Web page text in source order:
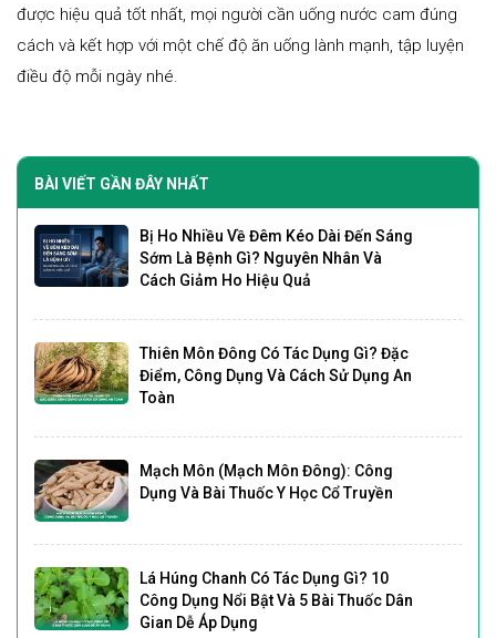
được hiệu quả tốt nhất, mọi người cần uống nước cam đúng
cách và kết hợp với một chế độ ăn uống lành mạnh, tập luyện
điều độ mỗi ngày nhé.
BÀI VIẾT GẦN ĐÂY NHẤT
Bị Ho Nhiều Về Đêm Kéo Dài Đến Sáng
Sớm Là Bệnh Gì? Nguyên Nhân Và
Cách Giảm Ho Hiệu Quả
Thiên Môn Đông Có Tác Dụng Gì? Đặc
Điểm, Công Dụng Và Cách Sử Dụng An
Toàn
Mạch Môn (Mạch Môn Đông): Công
Dụng Và Bài Thuốc Y Học Cổ Truyền
Lá Húng Chanh Có Tác Dụng Gì? 10
Công Dụng Nổi Bật Và 5 Bài Thuốc Dân
Gian Dễ Áp Dụng